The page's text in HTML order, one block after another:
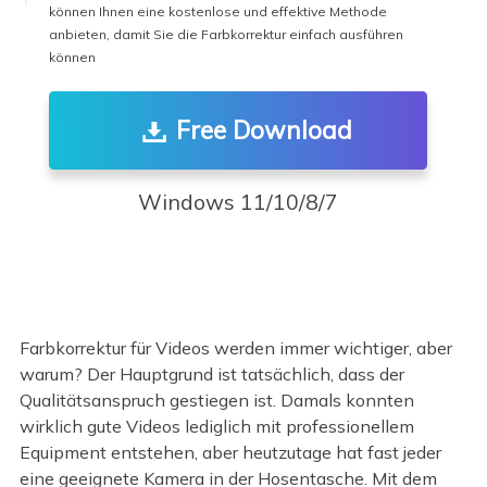
können Ihnen eine kostenlose und effektive Methode
anbieten, damit Sie die Farbkorrektur einfach ausführen
können
Free Download
Windows 11/10/8/7
Farbkorrektur für Videos werden immer wichtiger, aber
warum? Der Hauptgrund ist tatsächlich, dass der
Qualitätsanspruch gestiegen ist. Damals konnten
wirklich gute Videos lediglich mit professionellem
Equipment entstehen, aber heutzutage hat fast jeder
eine geeignete Kamera in der Hosentasche. Mit dem